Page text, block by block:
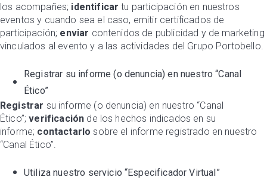
los acompañes; identificar tu participación en nuestros
eventos y cuando sea el caso, emitir certificados de
participación; enviar contenidos de publicidad y de marketing
vinculados al evento y a las actividades del Grupo Portobello.
Registrar su informe (o denuncia) en nuestro “Canal
Ético”
Registrar su informe (o denuncia) en nuestro “Canal
Ético”;verificación de los hechos indicados en su
informe; contactarlo sobre el informe registrado en nuestro
“Canal Ético”.
Utiliza nuestro servicio “Especificador Virtual”